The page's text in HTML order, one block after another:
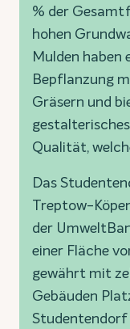
% der
hohen
Mulden haben
Bepflanzung
Gräsern und
Qualität,
Das
Treptow-
der
einer Fläche
gewährt mit
Gebäuden
Studentendorf